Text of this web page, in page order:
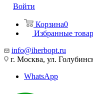
Войти
Корзина0
Избранные
info@iherbopt.ru
г. Москва, ул.
WhatsApp